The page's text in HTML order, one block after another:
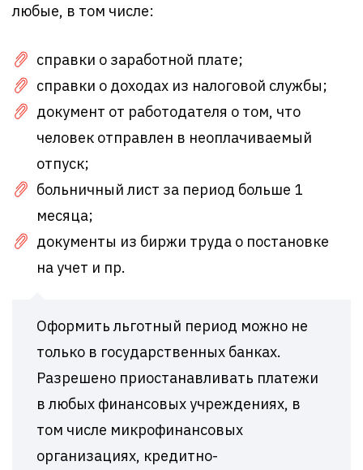
любые, в том числе:
справки о заработной плате;
справки о доходах из налоговой службы;
документ от работодателя о том, что
человек отправлен в неоплачиваемый
отпуск;
больничный лист за период больше 1
месяца;
документы из биржи труда о постановке
на учет и пр.
Оформить льготный период можно не
только в государственных банках.
Разрешено приостанавливать платежи
в любых финансовых учреждениях, в
том числе микрофинансовых
организациях, кредитно-